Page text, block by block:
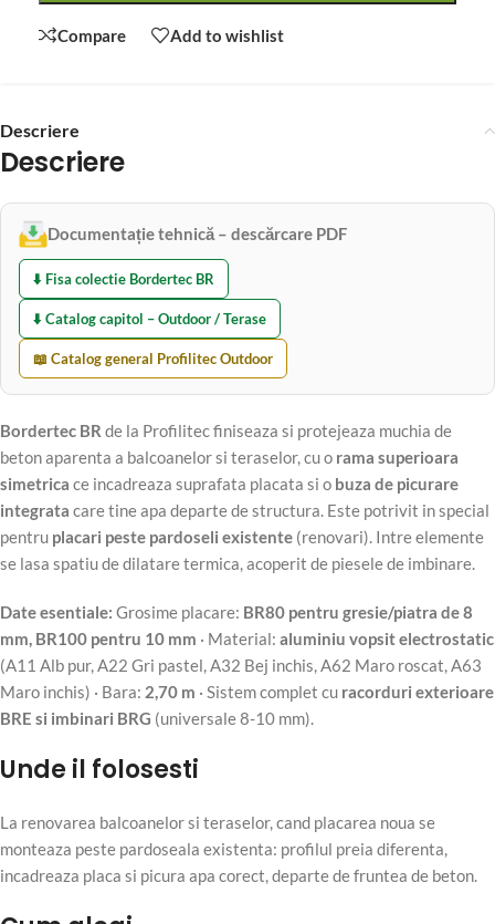
Compare Add to wishlist
Descriere
Descriere
Documentație tehnică – descărcare PDF
⬇️ Fisa colectie Bordertec BR
⬇️ Catalog capitol – Outdoor / Terase
📖 Catalog general Profilitec Outdoor
Bordertec BR de la Profilitec finiseaza si protejeaza muchia de
beton aparenta a balcoanelor si teraselor, cu o rama superioara
simetrica ce incadreaza suprafata placata si o buza de picurare
integrata care tine apa departe de structura. Este potrivit in special
pentru placari peste pardoseli existente (renovari). Intre elemente
se lasa spatiu de dilatare termica, acoperit de piesele de imbinare.
Date esentiale: Grosime placare: BR80 pentru gresie/piatra de 8
mm, BR100 pentru 10 mm · Material: aluminiu vopsit electrostatic
(A11 Alb pur, A22 Gri pastel, A32 Bej inchis, A62 Maro roscat, A63
Maro inchis) · Bara: 2,70 m · Sistem complet cu racorduri exterioare
BRE si imbinari BRG (universale 8-10 mm).
Unde il folosesti
La renovarea balcoanelor si teraselor, cand placarea noua se
monteaza peste pardoseala existenta: profilul preia diferenta,
incadreaza placa si picura apa corect, departe de fruntea de beton.